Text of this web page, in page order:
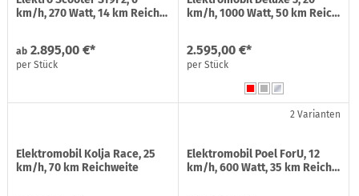
km/h, 270 Watt, 14 km Reich…
ab 2.895,00 €*
per Stück
km/h, 1000 Watt, 50 km Reic…
2.595,00 €*
per Stück
Elektromobil Kolja Race, 25
km/h, 70 km Reichweite
2 Varianten
Elektromobil Poel ForU, 12
km/h, 600 Watt, 35 km Reich…